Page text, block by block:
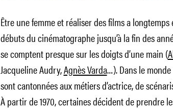
Être une femme et réaliser des films a
débuts du cinématographe jusqu’à la fin des
se comptent presque sur les doigts d’une main (
Jacqueline Audry,Agnès Varda…). Dans le
sont cantonnées aux métiers d’actrice, de
À partir de 1970, certaines décident de prendre